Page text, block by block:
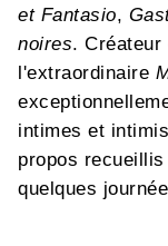
et Fantasio,
noires. Créateur
l'extraordinaire
intimes et
propos
quelques